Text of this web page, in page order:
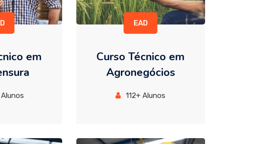
em
EAD
Curso Técnico em
Agronegócios
112+ Alunos